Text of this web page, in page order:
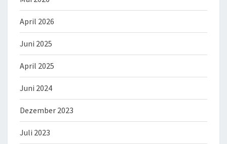
April 2026
Juni 2025
April 2025
Juni 2024
Dezember 2023
Juli 2023